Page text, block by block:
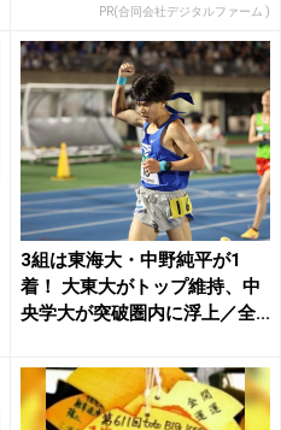
PR(合同会社デジタルファーム )
3組は東海大・中野純平が1
着！ 大東大がトップ維持、中
央学大が突破圏内に浮上／全...